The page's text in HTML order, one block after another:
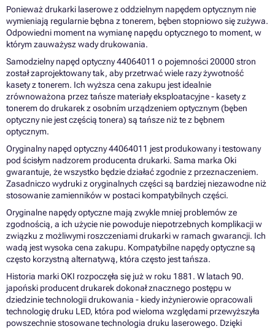
Ponieważ drukarki laserowe z oddzielnym napędem optycznym nie
wymieniają regularnie bębna z tonerem, bęben stopniowo się zużywa.
Odpowiedni moment na wymianę napędu optycznego to moment, w
którym zauważysz wady drukowania.
Samodzielny napęd optyczny 44064011 o pojemności 20000 stron
został zaprojektowany tak, aby przetrwać wiele razy żywotność
kasety z tonerem. Ich wyższa cena zakupu jest idealnie
zrównoważona przez tańsze materiały eksploatacyjne - kasety z
tonerem do drukarek z osobním urządzeniem optycznym (bęben
optyczny nie jest częścią tonera) są tańsze niż te z bębnem
optycznym.
Oryginalny napęd optyczny 44064011 jest produkowany i testowany
pod ścisłym nadzorem producenta drukarki. Sama marka Oki
gwarantuje, że wszystko będzie działać zgodnie z przeznaczeniem.
Zasadniczo wydruki z oryginalnych części są bardziej niezawodne niż
stosowanie zamienników w postaci kompatybilnych części.
Oryginalne napędy optyczne mają zwykle mniej problemów ze
zgodnością, a ich użycie nie powoduje niepotrzebnych komplikacji w
związku z możliwymi roszczeniami drukarki w ramach gwarancji. Ich
wadą jest wysoka cena zakupu. Kompatybilne napędy optyczne są
często korzystną alternatywą, która często jest tańsza.
Historia marki OKI rozpoczęła się już w roku 1881. W latach 90.
japoński producent drukarek dokonał znacznego postępu w
dziedzinie technologii drukowania - kiedy inżynierowie opracowali
technologię druku LED, która pod wieloma względami przewyższyła
powszechnie stosowane technologia druku laserowego. Dzięki